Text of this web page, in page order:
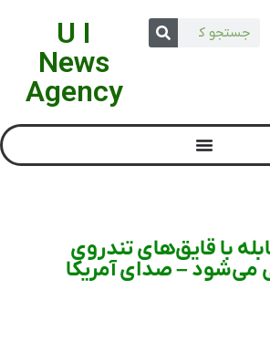
U I
News
Agency
با قایق‌های تندروی
می‌شود – صدای آمریکا